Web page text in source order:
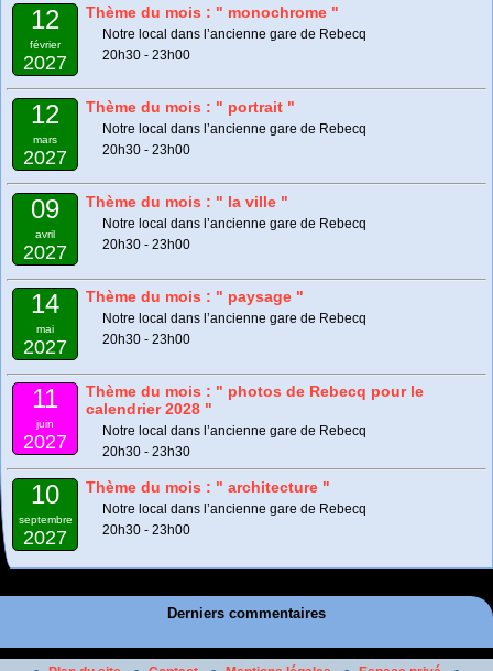
12
février
2027
Thème du mois : " monochrome "
Notre local dans l’ancienne gare de Rebecq
20h30 - 23h00
12
mars
2027
Thème du mois : " portrait "
Notre local dans l’ancienne gare de Rebecq
20h30 - 23h00
09
avril
2027
Thème du mois : " la ville "
Notre local dans l’ancienne gare de Rebecq
20h30 - 23h00
14
mai
2027
Thème du mois : " paysage "
Notre local dans l’ancienne gare de Rebecq
20h30 - 23h00
11
juin
2027
Thème du mois : " photos de Rebecq pour le
calendrier 2028 "
Notre local dans l’ancienne gare de Rebecq
20h30 - 23h30
10
septembre
2027
Thème du mois : " architecture "
Notre local dans l’ancienne gare de Rebecq
20h30 - 23h00
Derniers commentaires